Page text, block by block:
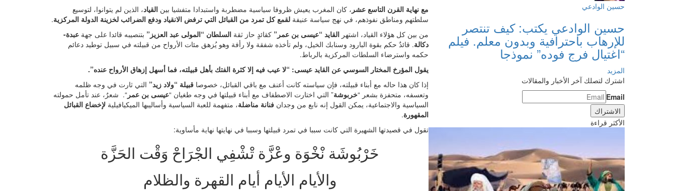
مع نهاية القرن التاسع عشر ، كان المغرب يعيش ظروفا سياسية مضطربة واستبدادا متفشيا بين القياد، الذين لم يتوانوا، لتوسيع
سلطتهم ومناطق نفوذهم، في نهج سياسة عنيفة لقمع كل تمرد من القبائل التي ترفض الانقياد ودفع الضرائب لخزينة الدولة المركزية.
من بين كل هؤلاء القياد، اشتهر القايد “عيسى بن عمر” كقائدٍ حاز ثقة السلطان “المولى عبد العزيز” بتنصيبه قائدا على جهة عبدة-
دكالة. قائدٌ حكم بقوة البارود وسنابك الخيل، ولم تأخذه شفقة ولا رأفة وهو يُزهق مئات الأرواح من قبيلته في سبيل توطيد دعائم
حكمه واسترضاء السلطات المركزية بالرباط.
يقول المؤرخ المختار السوسي عن القايد عيسى: “لا عيب فيه إلا كثرة الفتك بأهل قبيلته، فما أسهل إزهاق الأرواح عنده”.
إذا كان هذا حاله مع أبناء قبيلته، فإن سياسته كانت أعنف مع باقي القبائل، خصوصا قبيلة “ولاد زيد” التي ثارت في وجه ظلمه
وتعسفه، متحفزة بشعر “خربوشة” التي اختارت الاصطفاف مع أبناء قبيلتها في وجه طغيان “عيسى بن عمر “. شعرٌ، عند تأمل حمولته
السياسية والاجتماعية، يمكن القول إنه نابع من وجدان فنانة مناضلة، متفهمة للعبة السياسية وأساليبها الميكيافيلية لإخضاع القبائل
المقهورة.
تقول في قصيدتها الشهيرة التي كانت سببا في تمرد قبيلتها وسببا في نهايتها نهاية مأساوية:
خَرْبُوشَة نْخْوَة وعْزَّة تْشْفِي الجْرَاحْ وَقْت الحَزَّة
والأيام الأيام أيام القهرة والظلام
حسين الوادعي
حسين الوادعي يكتب: كيف تنتصر
للإرهاب باحترافية وبدون معلم. فيلم
“اغتيال فرج فوده” نموذجا
المزيد
اشترك لتصلك آخر الأخبار والمقالات
Email
الأكثر قراءة